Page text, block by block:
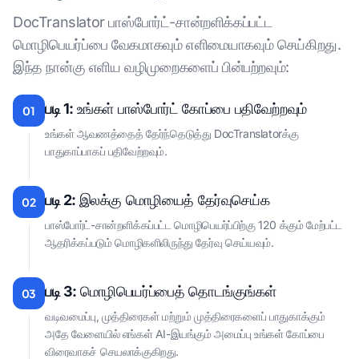
DocTranslator பாஸ்போர்ட்-சான்றளிக்கப்பட்ட
மொழிபெயர்ப்பை வேகமாகவும் எளிமையாகவும் செய்கிறது.
இந்த நான்கு எளிய வழிமுறைகளைப் பின்பற்றவும்:
01 படி 1: உங்கள் பாஸ்போர்ட் கோப்பை பதிவேற்றவும்
உங்கள் ஆவணத்தைத் தேர்ந்தெடுத்து DocTranslatorக்கு
பாதுகாப்பாகப் பதிவேற்றவும்.
02 படி 2: இலக்கு மொழியைத் தேர்வுசெய்க
பாஸ்போர்ட்-சான்றளிக்கப்பட்ட மொழிபெயர்ப்பிற்கு 120 க்கும் மேற்பட்ட
ஆதரிக்கப்படும் மொழிகளிலிருந்து தேர்வு செய்யவும்.
03 படி 3: மொழிபெயர்ப்பைத் தொடங்குங்கள்
வடிவமைப்பு, முத்திரைகள் மற்றும் முத்திரைகளைப் பாதுகாக்கும்
அதே வேளையில் எங்கள் AI-இயங்கும் அமைப்பு உங்கள் கோப்பை
விரைவாகச் செயலாக்குகிறது.